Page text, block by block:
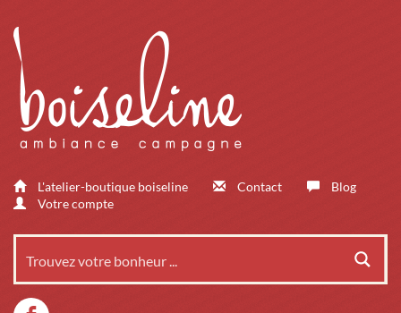
L'atelier-boutique boiseline Contact
Blog
Votre compte